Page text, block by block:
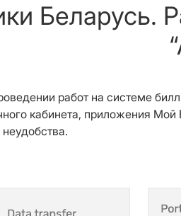
Беларусь.
работ на системе
кабинета, приложения Мой